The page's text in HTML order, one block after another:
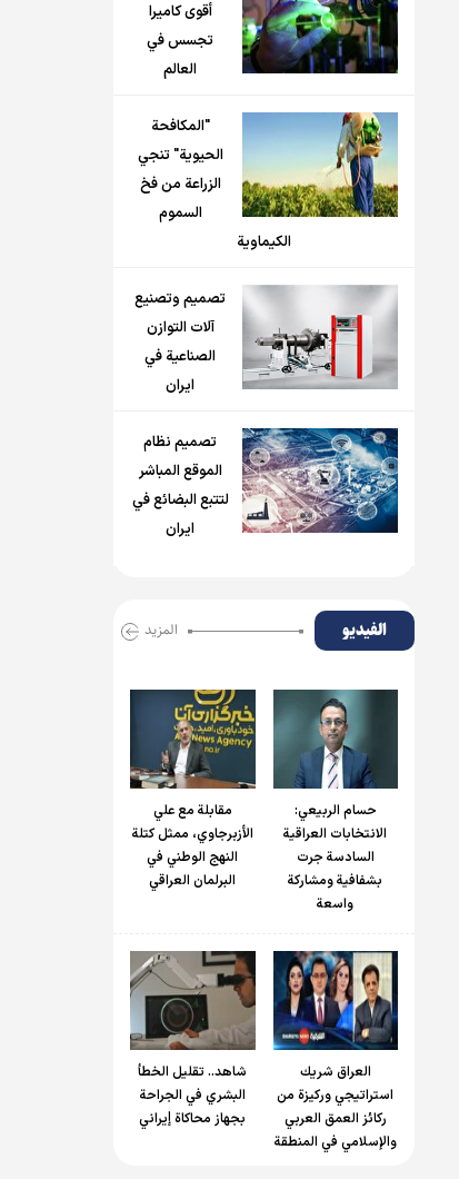
أقوى كاميرا
تجسس في
العالم
"المكافحة
الحيوية" تنجي
الزراعة من فخ
السموم
الكيماوية
تصميم وتصنيع
آلات التوازن
الصناعية في
ايران
تصميم نظام
الموقع المباشر
لتتبع البضائع في
ايران
الفیدیو المزید
حسام الربیعي:
الانتخابات العراقية
السادسة جرت
بشفافية ومشاركة
واسعة
مقابلة مع علي
الأزبرجاوي، ممثل كتلة
النهج الوطني في
البرلمان العراقي
العراق شريك
استراتيجي وركيزة من
ركائز العمق العربي
والإسلامي في المنطقة
شاهد.. تقليل الخطأ
البشري في الجراحة
بجهاز محاكاة إيراني